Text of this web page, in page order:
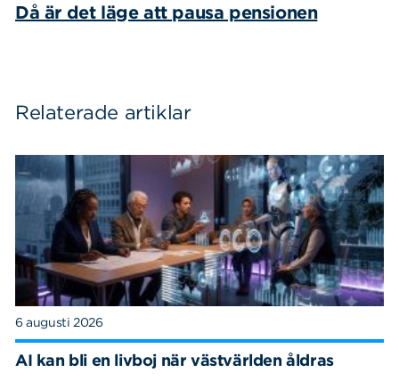
Då är det läge att pausa pensionen
Relaterade artiklar
6 augusti 2026
AI kan bli en livboj när västvärlden åldras